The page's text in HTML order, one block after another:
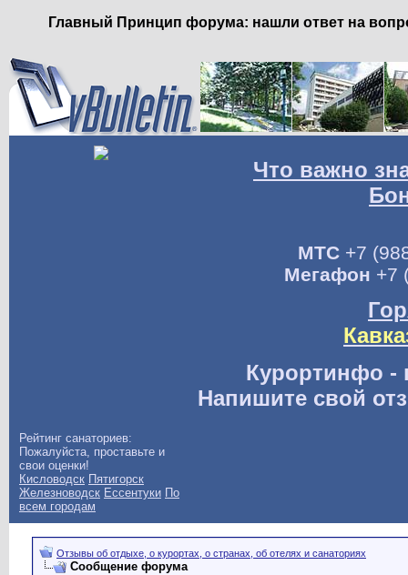
Главный Принцип форума: нашли ответ на
Что важно
МТС+7
Мегафон +7
Курортинфо -
Напишите свой
Рейтинг санаториев:
Пожалуйста, проставьте и
свои оценки!
Кисловодск Пятигорск
Железноводск Ессентуки По
всем городам
Отзывы об отдыхе, о курортах, о странах, об отелях и санаториях
Сообщение форума